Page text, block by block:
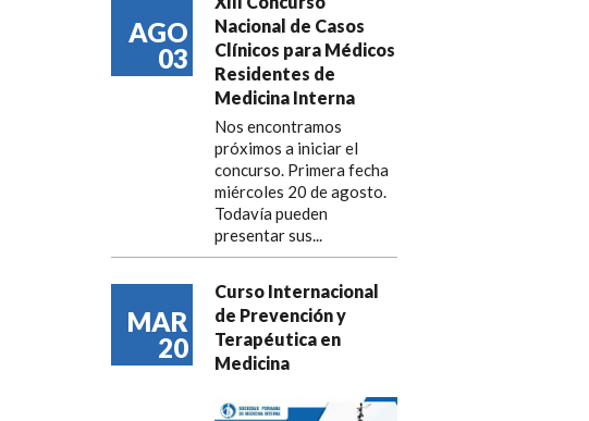
AGO
03
Nacional de Casos
Clínicos para Médicos
Residentes de
Medicina Interna
Nos encontramos
próximos a iniciar el
concurso. Primera fecha
miércoles 20 de agosto.
Todavía pueden
presentar sus...
MAR
20
Curso Internacional
de Prevención y
Terapéutica en
Medicina